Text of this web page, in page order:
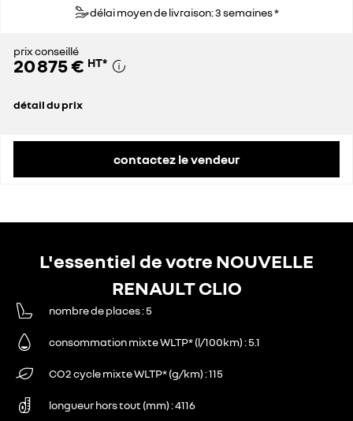
délai moyen de livraison: 3 semaines *
prix conseillé
20 875 € HT*
détail du prix
contactez le vendeur
L'essentiel de votre NOUVELLE
RENAULT CLIO
nombre de places 5
consommation mixte WLTP* (l/100km) 5.1
CO2 cycle mixte WLTP* (g/km) 115
longueur hors tout (mm) 4116